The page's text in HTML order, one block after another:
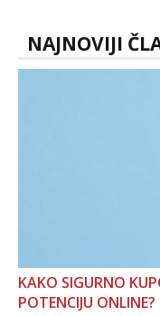
NAJNOVIJI
KAKO SIGURNO
POTENCIJU ONLINE?